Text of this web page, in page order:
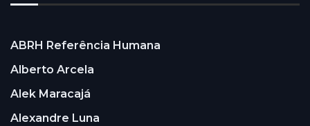
ABRH Referência Humana
Alberto Arcela
Alek Maracajá
Alexandre Luna